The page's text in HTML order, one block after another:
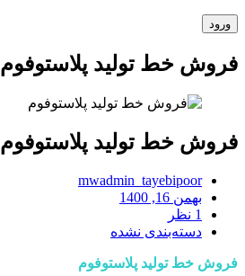
فروش خط تولید پلاستوفوم
فروش خط تولید پلاستوفوم
mwadmin_tayebipoor
بهمن 16, 1400
1 نظر
دسته‌بندی نشده
فروش خط تولید پلاستوفوم